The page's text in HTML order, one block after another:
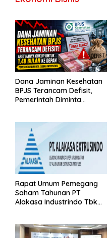
Dana Jaminan Kesehatan
BPJS Terancam Defisit,
Pemerintah Diminta
Rapat Umum Pemegang
Saham Tahunan PT
Alakasa Industrindo Tbk